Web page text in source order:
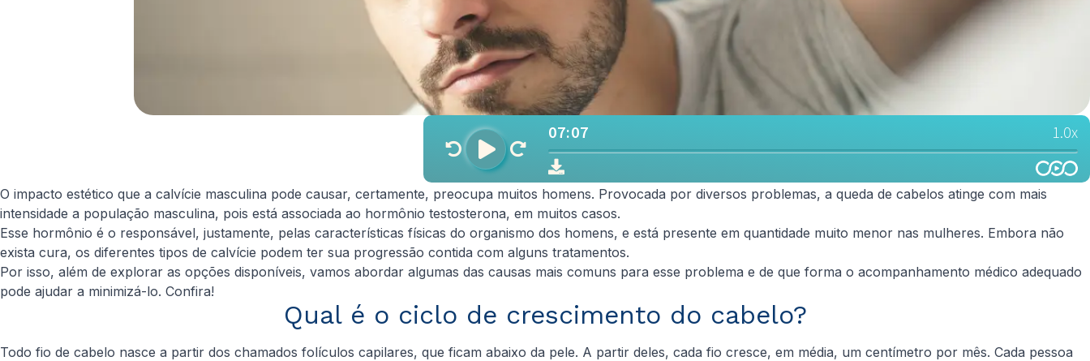
O impacto estético que a calvície masculina pode causar, certamente, preocupa muitos homens. Provocada por diversos problemas, a queda de cabelos atinge com mais
intensidade a população masculina, pois está associada ao hormônio testosterona, em muitos casos.
Esse hormônio é o responsável, justamente, pelas características físicas do organismo dos homens, e está presente em quantidade muito menor nas mulheres. Embora não
exista cura, os diferentes tipos de calvície podem ter sua progressão contida com alguns tratamentos.
Por isso, além de explorar as opções disponíveis, vamos abordar algumas das causas mais comuns para esse problema e de que forma o acompanhamento médico adequado
pode ajudar a minimizá-lo. Confira!
Qual é o ciclo de crescimento do cabelo?
Todo fio de cabelo nasce a partir dos chamados folículos capilares, que ficam abaixo da pele. A partir deles, cada fio cresce, em média, um centímetro por mês. Cada pessoa